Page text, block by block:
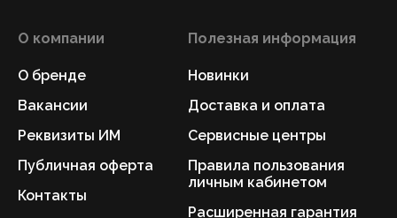
О компании
О бренде
Вакансии
Реквизиты ИМ
Публичная оферта
Контакты
Полезная информация
Новинки
Доставка и оплата
Сервисные центры
Правила пользования
личным кабинетом
Расширенная гарантия